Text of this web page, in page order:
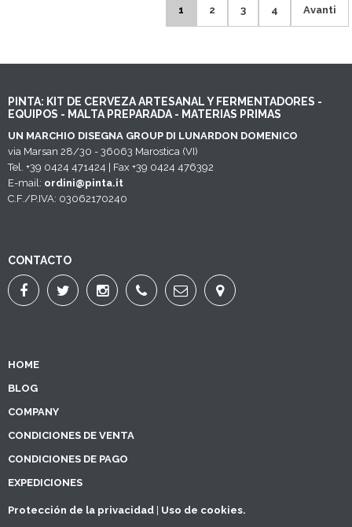
1 2 3 4 Avanti
PINTA: KIT DE CERVEZA ARTESANAL Y FERMENTADORES -
EQUIPOS - MALTA PREPARADA - MATERIAS PRIMAS
UN MARCHIO DISEGNA GROUP DI LUNARDON DOMENICO
via Marsan 28/30 - 36063 Marostica (VI)
Tel. +39 0424 471424 | Fax +39 0424 476392
E-mail: ordini@pinta.it
C.F./P.IVA: 03062170240
CONTACTO
HOME
BLOG
COMPANY
CONDICIONES DE VENTA
CONDICIONES DE PAGO
EXPEDICIONES
Protección de la privacidad Uso de cookies.